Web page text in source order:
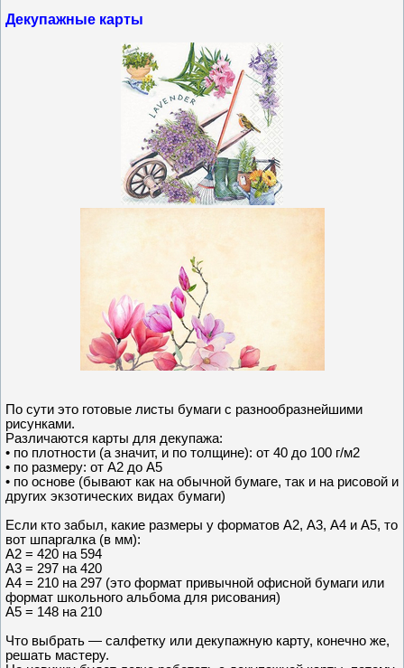
Декупажные карты
По сути это готовые листы бумаги с разнообразнейшими
рисунками.
Различаются карты для декупажа:
• по плотности (а значит, и по толщине): от 40 до 100 г/м2
• по размеру: от А2 до А5
• по основе (бывают как на обычной бумаге, так и на рисовой и
других экзотических видах бумаги)
Если кто забыл, какие размеры у форматов А2, А3, А4 и А5, то
вот шпаргалка (в мм):
А2 = 420 на 594
А3 = 297 на 420
А4 = 210 на 297 (это формат привычной офисной бумаги или
формат школьного альбома для рисования)
А5 = 148 на 210
Что выбрать — салфетку или декупажную карту, конечно же,
решать мастеру.